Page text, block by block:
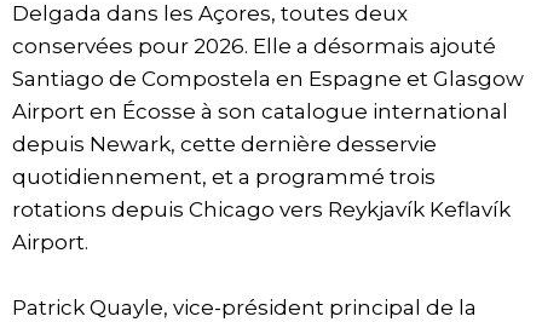
Delgada dans les Açores, toutes deux
conservées pour 2026. Elle a désormais ajouté
Santiago de Compostela en Espagne et Glasgow
Airport en Écosse à son catalogue international
depuis Newark, cette dernière desservie
quotidiennement, et a programmé trois
rotations depuis Chicago vers Reykjavík Keflavík
Airport.
Patrick Quayle, vice-président principal de la